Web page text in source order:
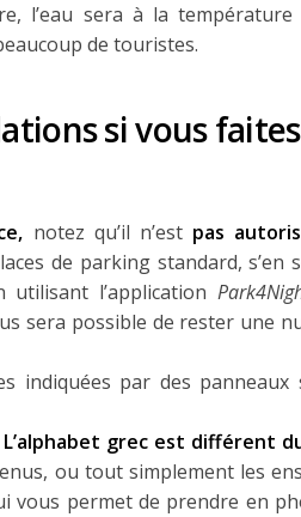
l’eau sera à la
de touristes.
si vous
notez qu’il n’est pas
de parking standard,
l’application
sera possible de rester une
indiquées par des panneaux
L’alphabet grec est différent
ou tout simplement les
vous permet de prendre en